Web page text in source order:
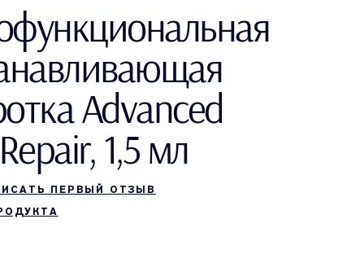
Advanced
1,5 мл
ПЕРВЫЙ ОТЗЫВ